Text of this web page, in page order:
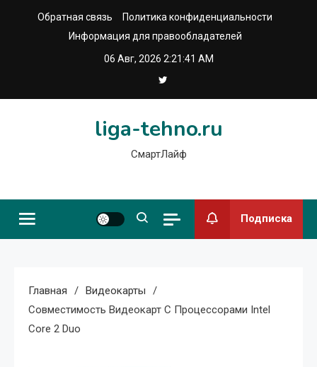
Обратная связь
Политика конфиденциальности
Информация для правообладателей
06 Авг, 2026 2:21:42 AM
liga-tehno.ru
СмартЛайф
Подписка
Главная
Видеокарты
Совместимость Видеокарт С Процессорами Intel
Core 2 Duo